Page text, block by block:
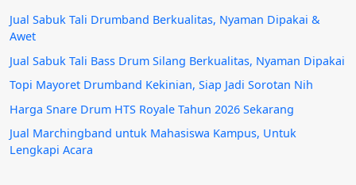
Jual Sabuk Tali Drumband Berkualitas, Nyaman Dipakai &
Awet
Jual Sabuk Tali Bass Drum Silang Berkualitas, Nyaman Dipakai
Topi Mayoret Drumband Kekinian, Siap Jadi Sorotan Nih
Harga Snare Drum HTS Royale Tahun 2026 Sekarang
Jual Marchingband untuk Mahasiswa Kampus, Untuk
Lengkapi Acara